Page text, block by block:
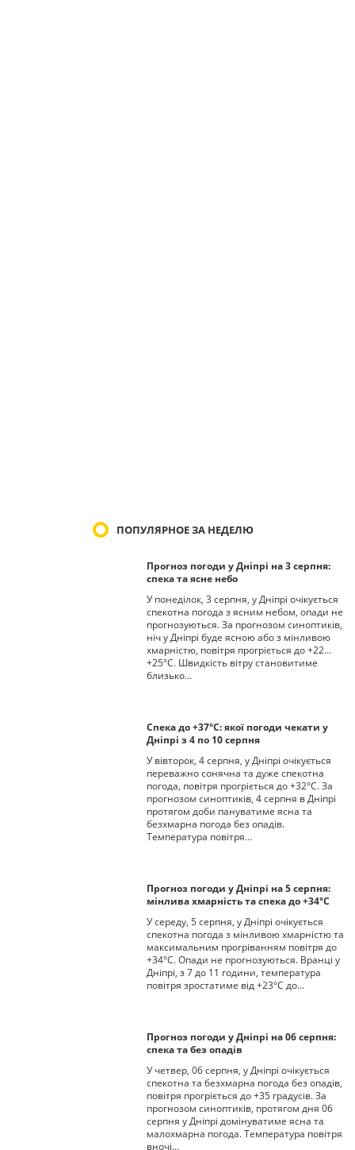
ПОПУЛЯРНОЕ ЗА НЕДЕЛЮ
Прогноз погоди у Дніпрі на 3 серпня:
спека та ясне небо
У понеділок, 3 серпня, у Дніпрі очікується
спекотна погода з ясним небом, опади не
прогнозуються. За прогнозом синоптиків,
ніч у Дніпрі буде ясною або з мінливою
хмарністю, повітря прогріється до +22…
+25°С. Швидкість вітру становитиме
близько…
Спека до +37°С: якої погоди чекати у
Дніпрі з 4 по 10 серпня
У вівторок, 4 серпня, у Дніпрі очікується
переважно сонячна та дуже спекотна
погода, повітря прогріється до +32°С. За
прогнозом синоптиків, 4 серпня в Дніпрі
протягом доби пануватиме ясна та
безхмарна погода без опадів.
Температура повітря…
Прогноз погоди у Дніпрі на 5 серпня:
мінлива хмарність та спека до +34°С
У середу, 5 серпня, у Дніпрі очікується
спекотна погода з мінливою хмарністю та
максимальним прогріванням повітря до
+34°С. Опади не прогнозуються. Вранці у
Дніпрі, з 7 до 11 години, температура
повітря зростатиме від +23°С до…
Прогноз погоди у Дніпрі на 06 серпня:
спека та без опадів
У четвер, 06 серпня, у Дніпрі очікується
спекотна та безхмарна погода без опадів,
повітря прогріється до +35 градусів. За
прогнозом синоптиків, протягом дня 06
серпня у Дніпрі домінуватиме ясна та
малохмарна погода. Температура повітря
вночі…